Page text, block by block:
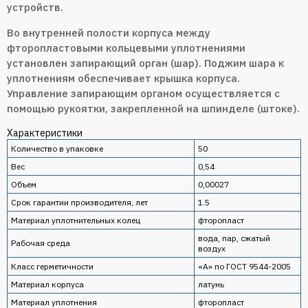
устройств.
Во внутренней полости корпуса между
фторопластовыми кольцевыми уплотнениями
установлен запирающий орган (шар). Поджим шара к
уплотнениям обеспечивает крышка корпуса.
Управление запирающим органом осуществляется с
помощью рукоятки, закрепленной на шпинделе (штоке).
Характеристики
Количество в упаковке
50
Вес
0,54
Объем
0,00027
Срок гарантии производителя, лет
1.5
Материал уплотнительных колец
фторопласт
Рабочая среда
вода, пар, сжатый
воздух
Класс герметичности
«А» по ГОСТ 9544-2005
Материал корпуса
латунь
Материал уплотнения
фторопласт